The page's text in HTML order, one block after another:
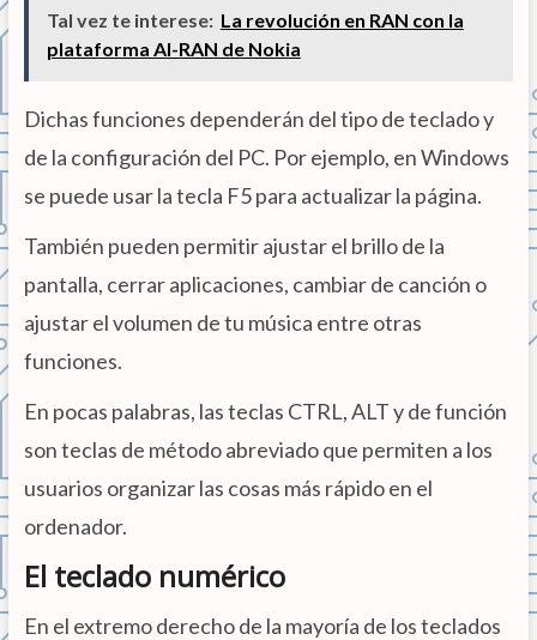
Tal vez te interese: La revolución en RAN con la
plataforma AI-RAN de Nokia
Dichas funciones dependerán del tipo de teclado y
de la configuración del PC. Por ejemplo, en Windows
se puede usar la tecla F5 para actualizar la página.
También pueden permitir ajustar el brillo de la
pantalla, cerrar aplicaciones, cambiar de canción o
ajustar el volumen de tu música entre otras
funciones.
En pocas palabras, las teclas CTRL, ALT y de función
son teclas de método abreviado que permiten a los
usuarios organizar las cosas más rápido en el
ordenador.
El teclado numérico
En el extremo derecho de la mayoría de los teclados